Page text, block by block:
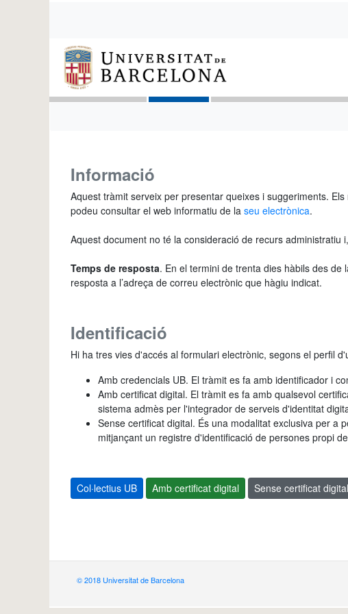
Informació
Aquest tràmit serveix per presentar queixes i suggeriments.
podeu consultar el web informatiu de la seu electrònica.
Aquest document no té la consideració de recurs
Temps de resposta. En el termini de trenta dies hàbils des
resposta a l’adreça de correu electrònic que hàgiu indicat.
Identificació
Hi ha tres vies d'accés al formulari electrònic, segons el perfil
Amb credencials UB. El tràmit es fa amb identificador i
Amb certificat digital. El tràmit es fa amb qualsevol
sistema admès per l'integrador de serveis d'identitat
Sense certificat digital. És una modalitat exclusiva per a
mitjançant un registre d'identificació de persones propi
Col·lectius UB Amb certificat digital Sense certificat digital
© 2018 Universitat de Barcelona